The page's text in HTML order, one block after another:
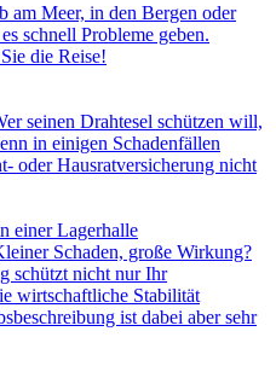
am Meer, in den Bergen oder
schnell Probleme geben.
die Reise!
seinen Drahtesel schützen will,
in einigen Schadenfällen
oder Hausratversicherung nicht
Schaden, große Wirkung?
schützt nicht nur Ihr
wirtschaftliche Stabilität
ist dabei aber sehr